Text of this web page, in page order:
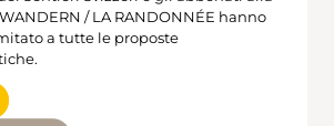
/ LA RANDONNÉE hanno
a tutte le proposte